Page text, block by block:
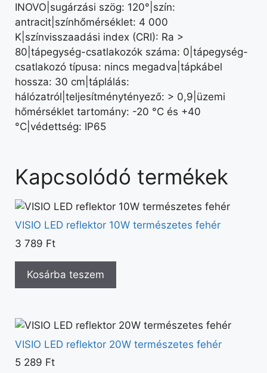
INOVO|sugárzási szög: 120°|szín:
antracit|színhőmérséklet: 4 000
K|színvisszaadási index (CRI): Ra >
80|tápegység-csatlakozók száma: 0|tápegység-
csatlakozó típusa: nincs megadva|tápkábel
hossza: 30 cm|táplálás:
hálózatról|teljesítménytényező: > 0,9|üzemi
hőmérséklet tartomány: -20 °C és +40
°C|védettség: IP65
Kapcsolódó termékek
VISIO LED reflektor 10W természetes fehér
3 789 Ft
Kosárba teszem
VISIO LED reflektor 20W természetes fehér
5 289 Ft